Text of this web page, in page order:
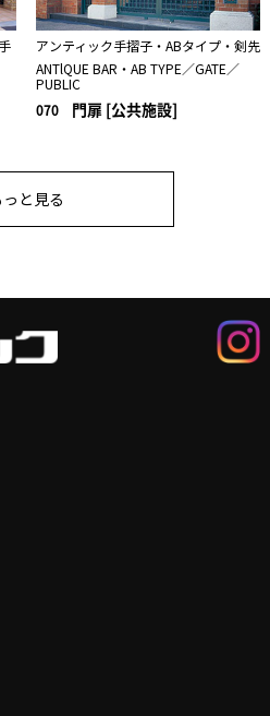
アンティック手摺子・ABタイプ・剣先
ANTlQUE BAR・AB TYPE／GATE／
PUBLIC
070 門扉 [公共施設]
っと見る